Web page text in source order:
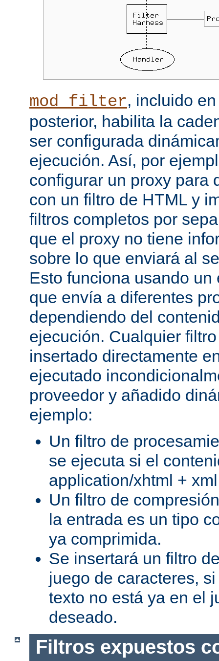
mod_filter, incluido
posterior, habilita la
ser configurada
ejecución. Así, por
configurar un proxy para
con un filtro de HTML y
filtros completos por
que el proxy no tiene
sobre lo que enviará al
Esto funciona usando un
que envía a diferentes
dependiendo del
ejecución. Cualquier
insertado directamente
ejecutado
proveedor y añadido
ejemplo:
Un filtro de
se ejecuta si el
application/xhtml +
Un filtro de
la entrada es un tipo
ya comprimida.
Se insertará un filtro
juego de caracteres,
texto no está ya en el
deseado.
Filtros expuestos